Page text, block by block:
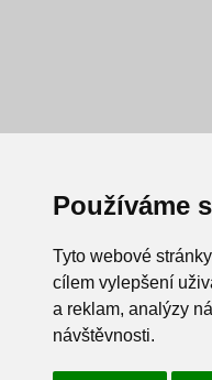
Používáme
Tyto webové
cílem vylepšení
a reklam, analýzy
návštěvnosti.